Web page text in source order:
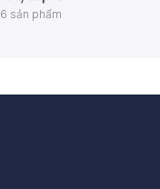
sản phẩm